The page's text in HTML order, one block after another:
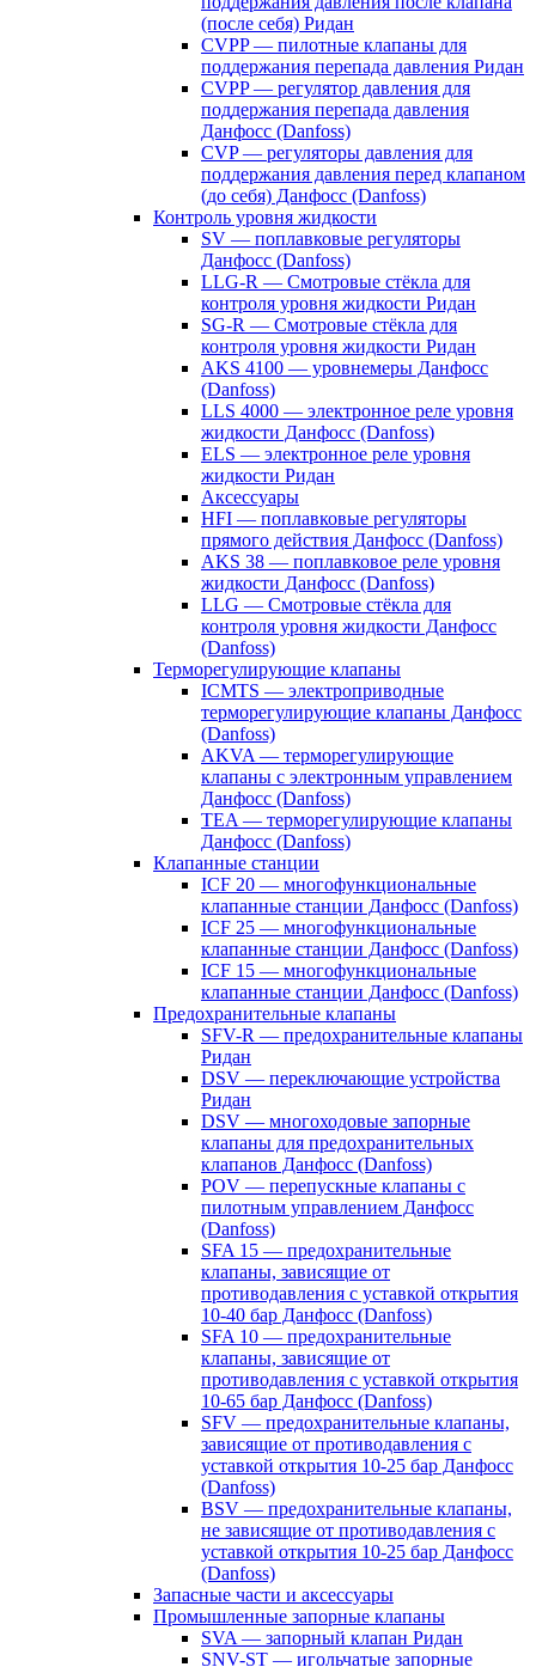
(после себя) Ридан
CVPP — пилотные клапаны для
поддержания перепада давления Ридан
CVPP — регулятор давления для
поддержания перепада давления
Данфосс (Danfoss)
CVP — регуляторы давления для
поддержания давления перед клапаном
(до себя) Данфосс (Danfoss)
Контроль уровня жидкости
SV — поплавковые регуляторы
Данфосс (Danfoss)
LLG-R — Смотровые стёкла для
контроля уровня жидкости Ридан
SG-R — Смотровые стёкла для
контроля уровня жидкости Ридан
AKS 4100 — уровнемеры Данфосс
(Danfoss)
LLS 4000 — электронное реле уровня
жидкости Данфосс (Danfoss)
ELS — электронное реле уровня
жидкости Ридан
Аксессуары
HFI — поплавковые регуляторы
прямого действия Данфосс (Danfoss)
AKS 38 — поплавковое реле уровня
жидкости Данфосс (Danfoss)
LLG — Смотровые стёкла для
контроля уровня жидкости Данфосс
(Danfoss)
Терморегулирующие клапаны
ICMTS — электроприводные
терморегулирующие клапаны Данфосс
(Danfoss)
AKVA — терморегулирующие
клапаны с электронным управлением
Данфосс (Danfoss)
TEA — терморегулирующие клапаны
Данфосс (Danfoss)
Клапанные станции
ICF 20 — многофункциональные
клапанные станции Данфосс (Danfoss)
ICF 25 — многофункциональные
клапанные станции Данфосс (Danfoss)
ICF 15 — многофункциональные
клапанные станции Данфосс (Danfoss)
Предохранительные клапаны
SFV-R — предохранительные клапаны
Ридан
DSV — переключающие устройства
Ридан
DSV — многоходовые запорные
клапаны для предохранительных
клапанов Данфосс (Danfoss)
POV — перепускные клапаны с
пилотным управлением Данфосс
(Danfoss)
SFA 15 — предохранительные
клапаны, зависящие от
противодавления с уставкой открытия
10-40 бар Данфосс (Danfoss)
SFA 10 — предохранительные
клапаны, зависящие от
противодавления с уставкой открытия
10-65 бар Данфосс (Danfoss)
SFV — предохранительные клапаны,
зависящие от противодавления с
уставкой открытия 10-25 бар Данфосс
(Danfoss)
BSV — предохранительные клапаны,
не зависящие от противодавления с
уставкой открытия 10-25 бар Данфосс
(Danfoss)
Запасные части и аксессуары
Промышленные запорные клапаны
SVA — запорный клапан Ридан
SNV-ST — игольчатые запорные